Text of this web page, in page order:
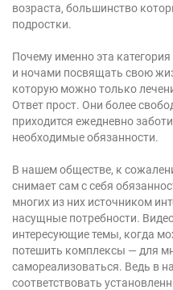
возраста, большинство
подростки.
Почему именно эта
и ночами посвящать свою
которую можно только
Ответ прост. Они более
приходится ежедневно
необходимые обязанности.
В нашем обществе, к
снимает сам с себя
многих из них источником
насущные потребности.
интересующие темы, когда
потешить комплексы — для
самореализоваться. Ведь в
соответствовать